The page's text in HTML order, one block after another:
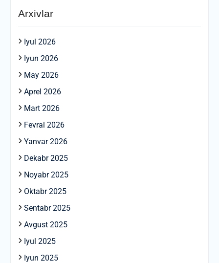
Arxivlar
Iyul 2026
Iyun 2026
May 2026
Aprel 2026
Mart 2026
Fevral 2026
Yanvar 2026
Dekabr 2025
Noyabr 2025
Oktabr 2025
Sentabr 2025
Avgust 2025
Iyul 2025
Iyun 2025